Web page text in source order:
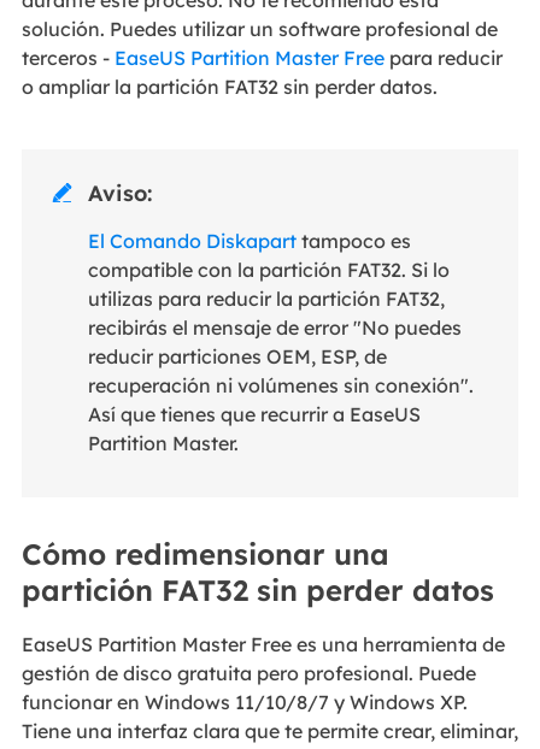
solución. Puedes utilizar un software profesional de
terceros - EaseUS Partition Master Freepara reducir
o ampliar la partición FAT32 sin perder datos.
 Aviso:
El Comando Diskaparttampoco es
compatible con la partición FAT32. Si lo
utilizas para reducir la partición FAT32,
recibirás el mensaje de error "No puedes
reducir particiones OEM, ESP, de
recuperación ni volúmenes sin conexión".
Así que tienes que recurrir a EaseUS
Partition Master.
Cómo redimensionar una
partición FAT32 sin perder datos
EaseUS Partition Master Free es una herramienta de
gestión de disco gratuita pero profesional. Puede
funcionar en Windows 11/10/8/7 y Windows XP.
Tiene una interfaz clara que te permite crear, eliminar,